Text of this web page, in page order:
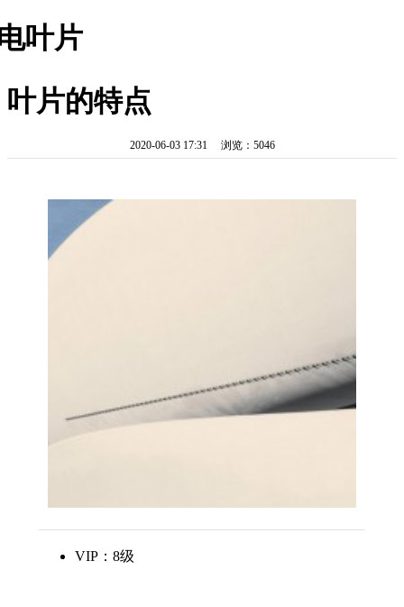
叶片
叶片的特点
2020-06-03 17:31 浏览：5046
VIP：8级